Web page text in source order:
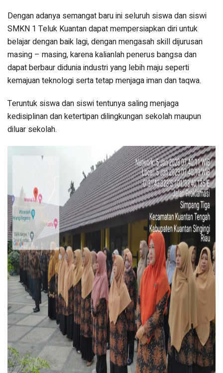
Dengan adanya semangat baru ini seluruh siswa dan siswi
SMKN 1 Teluk Kuantan dapat mempersiapkan diri untuk
belajar dengan baik lagi, dengan mengasah skill dijurusan
masing – masing, karena kalianlah penerus bangsa dan
dapat berbaur didunia industri yang lebih maju seperti
kemajuan teknologi serta tetap menjaga iman dan taqwa.
Teruntuk siswa dan siswi tentunya saling menjaga
kedisiplinan dan ketertipan dilingkungan sekolah maupun
diluar sekolah.